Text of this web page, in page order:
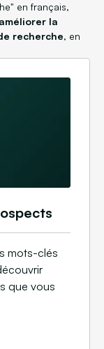
en français,
la
recherche, en
mots-clés
que vous